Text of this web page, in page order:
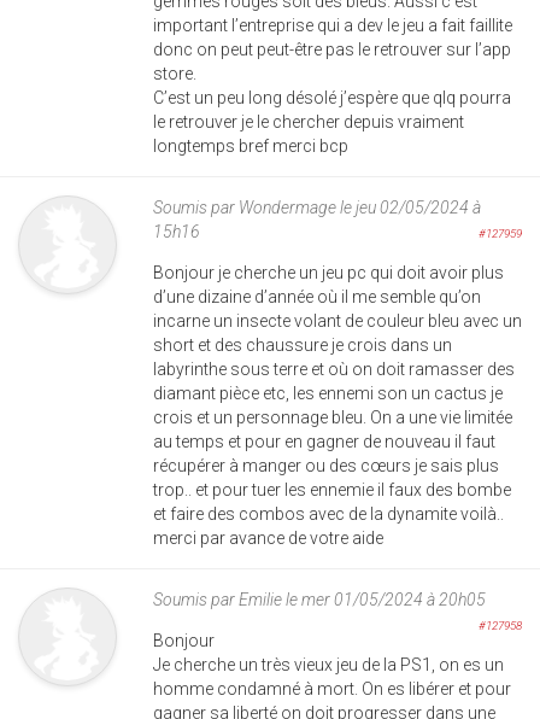
important l’entreprise qui a dev le jeu a fait faillite
donc on peut peut-être pas le retrouver sur l’app
store.
C’est un peu long désolé j’espère que qlq pourra
le retrouver je le chercher depuis vraiment
longtemps bref merci bcp
Soumis par Wondermagele jeu 02/05/2024 à
15h16
#127959
Bonjour je cherche un jeu pc qui doit avoir plus
d’une dizaine d’année où il me semble qu’on
incarne un insecte volant de couleur bleu avec un
short et des chaussure je crois dans un
labyrinthe sous terre et où on doit ramasser des
diamant pièce etc, les ennemi son un cactus je
crois et un personnage bleu. On a une vie limitée
au temps et pour en gagner de nouveau il faut
récupérer à manger ou des cœurs je sais plus
trop.. et pour tuer les ennemie il faux des bombe
et faire des combos avec de la dynamite voilà..
merci par avance de votre aide
Soumis parEmiliele mer 01/05/2024 à 20h05
#127958
Bonjour
Je cherche un très vieux jeu de la PS1, on es un
homme condamné à mort. On es libérer et pour
gagner sa liberté on doit progresser dans une